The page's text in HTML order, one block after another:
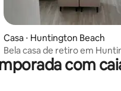
média de 5, 30
Casa ⋅ Huntington Beach
Bela casa de retiro em
com